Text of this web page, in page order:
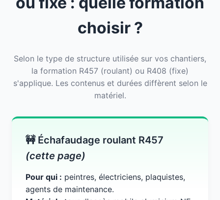
choisir ?
Selon le type de structure utilisée sur vos chantiers,
la formation R457 (roulant) ou R408 (fixe)
s'applique. Les contenus et durées diffèrent selon le
matériel.
🚧 Échafaudage roulant R457
(cette page)
Pour qui : peintres, électriciens, plaquistes,
agents de maintenance.